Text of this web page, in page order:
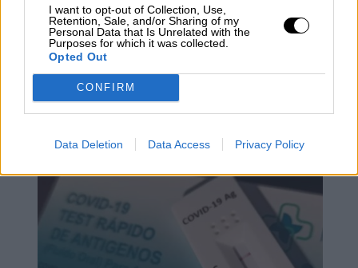
I want to opt-out of Collection, Use,
Retention, Sale, and/or Sharing of my
Personal Data that Is Unrelated with the
Purposes for which it was collected.
Opted Out
CONFIRM
Data Deletion Data Access Privacy Policy
La OMS estudia dos nuevos linajes
de la variante ómicron que presentan